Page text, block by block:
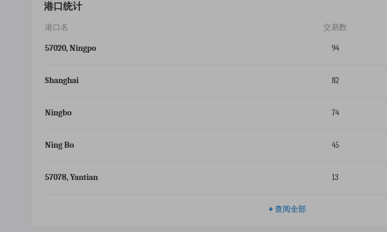
港口统计
港口名 交易数
57020, Ningpo 94
Shanghai 82
Ningbo 74
Ning Bo 45
57078, Yantian 13
+ 查阅全部